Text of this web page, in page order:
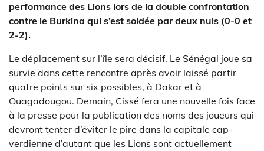
performance des Lions lors de la double confrontation
contre le Burkina qui s’est soldée par deux nuls (0-0 et
2-2).
Le déplacement sur l’île sera décisif. Le Sénégal joue sa
survie dans cette rencontre après avoir laissé partir
quatre points sur six possibles, à Dakar et à
Ouagadougou. Demain, Cissé fera une nouvelle fois face
à la presse pour la publication des noms des joueurs qui
devront tenter d’éviter le pire dans la capitale cap-
verdienne d’autant que les Lions sont actuellement